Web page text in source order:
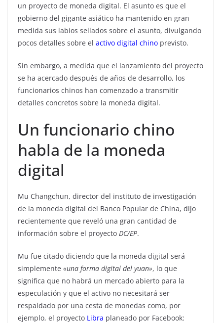
un proyecto de moneda digital. El asunto es que el
gobierno del gigante asiático ha mantenido en gran
medida sus labios sellados sobre el asunto, divulgando
pocos detalles sobre el activo digital chino previsto.
Sin embargo, a medida que el lanzamiento del proyecto
se ha acercado después de años de desarrollo, los
funcionarios chinos han comenzado a transmitir
detalles concretos sobre la moneda digital.
Un funcionario chino
habla de la moneda
digital
Mu Changchun, director del instituto de investigación
de la moneda digital del Banco Popular de China, dijo
recientemente que reveló una gran cantidad de
información sobre el proyecto DC/EP.
Mu fue citado diciendo que la moneda digital será
simplemente «una forma digital del yuan», lo que
significa que no habrá un mercado abierto para la
especulación y que el activo no necesitará ser
respaldado por una cesta de monedas como, por
ejemplo, el proyecto Libra planeado por Facebook: